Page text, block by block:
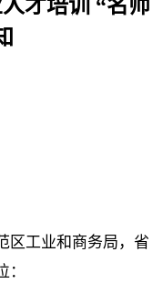
才培训 “名师
区工业和商务局，省